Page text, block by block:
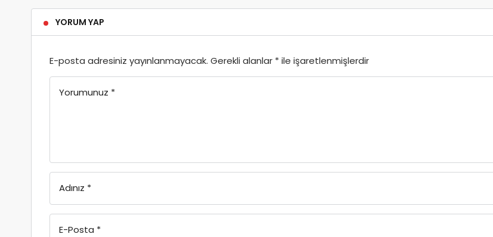
YORUM YAP
E-posta adresiniz yayınlanmayacak. Gerekli alanlar *ile işaretlenmişlerdir
Yorumunuz *
Adınız *
E-Posta *